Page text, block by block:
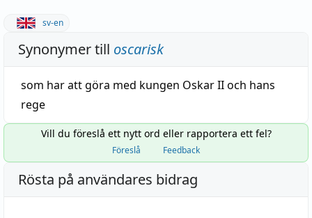
sv-en
Synonymer till oscarisk
som harattgöra med kungen Oskar IIoch hans
rege
Vill du föreslå ett nytt ord eller rapportera ett fel?
Föreslå Feedback
Rösta på användares bidrag